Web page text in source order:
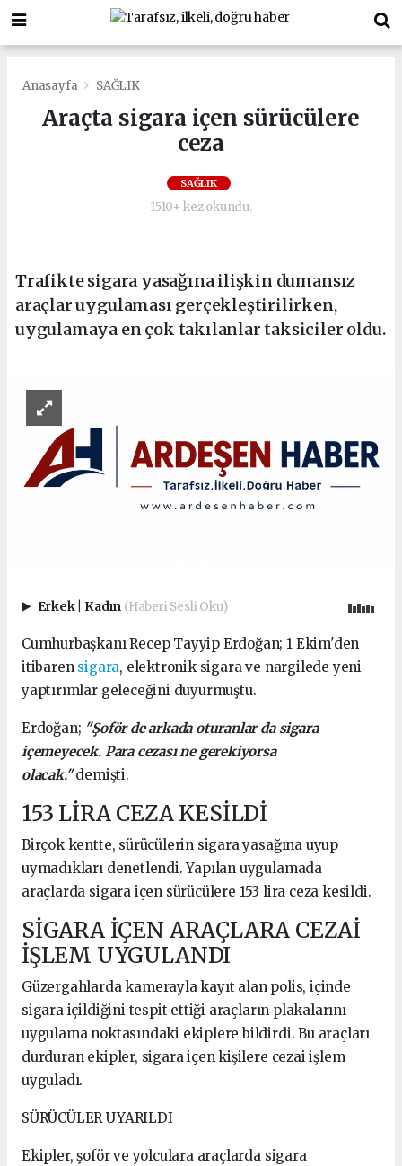
Anasayfa SAĞLIK
Araçta sigara içen sürücülere
ceza
SAĞLIK
1510+ kez okundu.
Trafikte sigara yasağına ilişkin dumansız
araçlar uygulaması gerçekleştirilirken,
uygulamaya en çok takılanlar taksiciler oldu.
Erkek Kadın (Haberi Sesli Oku)
Cumhurbaşkanı Recep Tayyip Erdoğan; 1 Ekim'den
itibaren sigara, elektronik sigara ve nargilede yeni
yaptırımlar geleceğini duyurmuştu.
Erdoğan; "Şoför de arkada oturanlar da sigara
içemeyecek. Para cezası ne gerekiyorsa
olacak."demişti.
153 LİRA CEZA KESİLDİ
Birçok kentte, sürücülerin sigara yasağına uyup
uymadıkları denetlendi. Yapılan uygulamada
araçlarda sigara içen sürücülere 153 lira ceza kesildi.
SİGARA İÇEN ARAÇLARA CEZAİ
İŞLEM UYGULANDI
Güzergahlarda kamerayla kayıt alan polis, içinde
sigara içildiğini tespit ettiği araçların plakalarını
uygulama noktasındaki ekiplere bildirdi. Bu araçları
durduran ekipler, sigara içen kişilere cezai işlem
uyguladı.
SÜRÜCÜLER UYARILDI
Ekipler, şoför ve yolculara araçlarda sigara